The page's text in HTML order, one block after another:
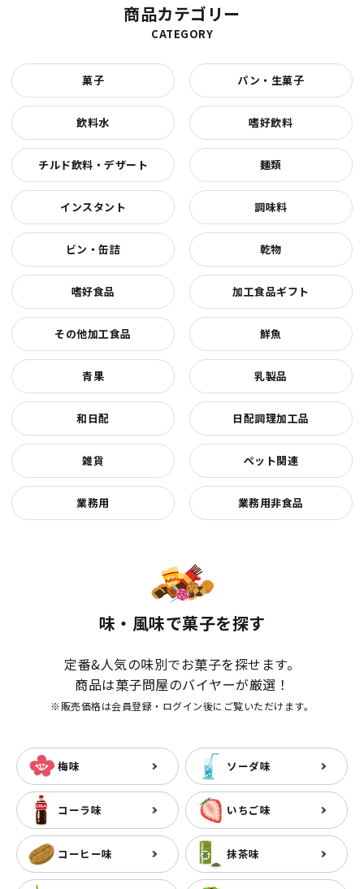
商品カテゴリー
CATEGORY
菓子 パン・生菓子
飲料水 嗜好飲料
チルド飲料・デザート 麺類
インスタント 調味料
ビン・缶詰 乾物
嗜好食品 加工食品ギフト
その他加工食品 鮮魚
青果 乳製品
和日配 日配調理加工品
雑貨 ペット関連
業務用 業務用非食品
味・風味で菓子を探す
定番&人気の味別でお菓子を探せます。
商品は菓子問屋のバイヤーが厳選！
※販売価格は会員登録・ログイン後にご覧いただけます。
梅味 ソーダ味
コーラ味 いちご味
コーヒー味 抹茶味